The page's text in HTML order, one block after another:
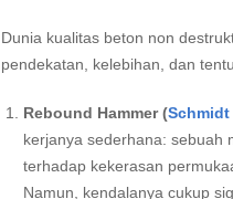
Dunia kualitas beton non
pendekatan, kelebihan, dan
Rebound Hammer (Schmidt
kerjanya sederhana: sebuah
terhadap kekerasan
Namun, kendalanya cukup